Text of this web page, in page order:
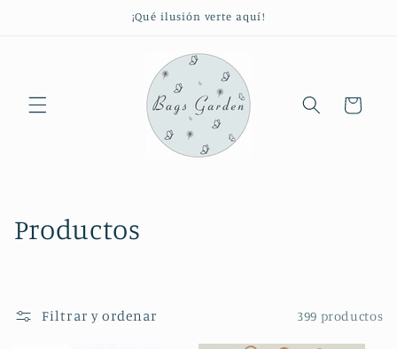
¡Qué ilusión verte aquí!
Carrito
C
Productos
Filtrar y ordenar 399 productos